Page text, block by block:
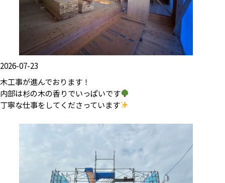
2026-07-23
木工事が進んでおります！
内部は杉の木の香りでいっぱいです
丁寧な仕事をしてくださっています